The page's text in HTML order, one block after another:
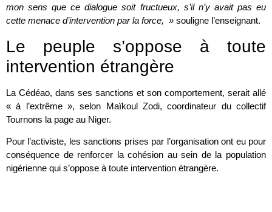
mon sens que ce dialogue soit fructueux, s’il n’y avait pas eu
cette menace d’intervention par la force, » souligne l’enseignant.
Le peuple s’oppose à toute
intervention étrangère
La Cédéao, dans ses sanctions et son comportement, serait allé
« à l’extrême », selon Maïkoul Zodi, coordinateur du collectif
Tournons la page au Niger.
Pour l’activiste, les sanctions prises par l’organisation ont eu pour
conséquence de renforcer la cohésion au sein de la population
nigérienne qui s’oppose à toute intervention étrangère.